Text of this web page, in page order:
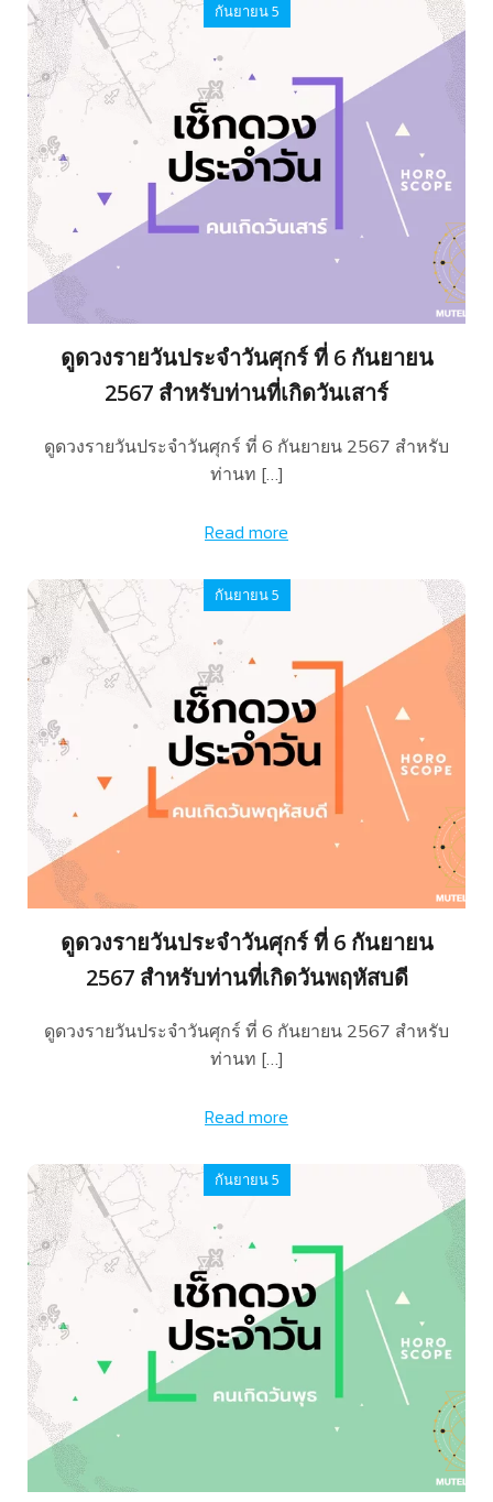
กันยายน 5
ดูดวงรายวันประจำวันศุกร์ ที่ 6 กันยายน
2567 สำหรับท่านที่เกิดวันเสาร์
ดูดวงรายวันประจำวันศุกร์ ที่ 6 กันยายน 2567 สำหรับ
ท่านท […]
Read more
กันยายน 5
ดูดวงรายวันประจำวันศุกร์ ที่ 6 กันยายน
2567 สำหรับท่านที่เกิดวันพฤหัสบดี
ดูดวงรายวันประจำวันศุกร์ ที่ 6 กันยายน 2567 สำหรับ
ท่านท […]
Read more
กันยายน 5